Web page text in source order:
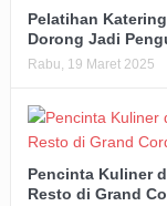
Pelatihan
Dorong Jadi
Rabu, 19 Maret 2025
Pencinta Kuliner
Resto di Grand